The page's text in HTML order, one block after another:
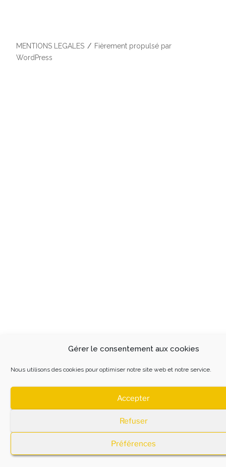
Gérer le consentement aux cookies
Nous utilisons des cookies pour optimiser notre site web et notre service.
Accepter
Refuser
Préférences
MENTIONS LEGALES
Fièrement propulsé par
WordPress